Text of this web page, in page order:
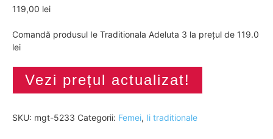
119,00 lei
Comandă produsul Ie Traditionala Adeluta 3 la prețul de 119.0
lei
Vezi prețul actualizat!
SKU: mgt-5233 Categorii: Femei, Ii traditionale